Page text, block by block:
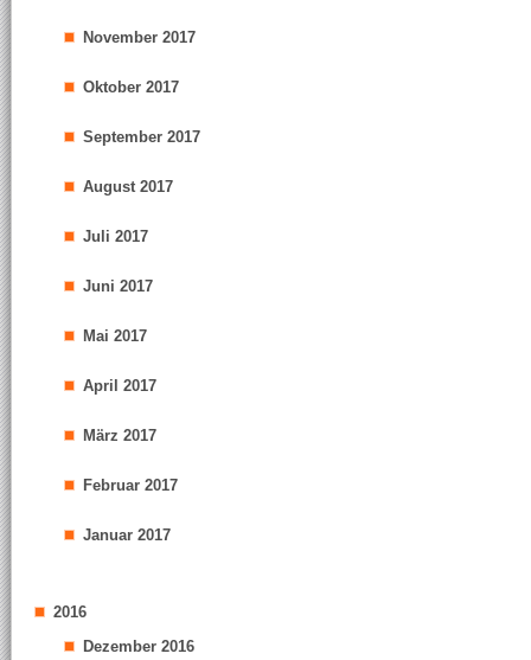
November 2017
Oktober 2017
September 2017
August 2017
Juli 2017
Juni 2017
Mai 2017
April 2017
März 2017
Februar 2017
Januar 2017
2016
Dezember 2016